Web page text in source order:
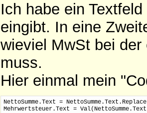
Ich habe ein
eingibt. In eine
wieviel MwSt bei
muss.
Hier einmal mein
NettoSumme.Text =
Mehrwertsteuer.Text =